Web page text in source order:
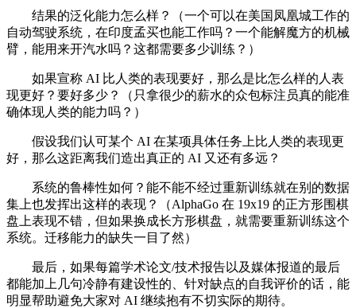
结果的泛化能力怎么样？（一个可以在美国凤凰城工作的
自动驾驶系统，在印度孟买也能工作吗？一个能解魔方的机械
臂，能用来开汽水吗？这都需要多少训练？）
如果宣称 AI 比人类的表现要好，那么是比怎么样的人表
现更好？要好多少？（只拿很少的薪水的众包标注员真的能准
确体现人类的能力吗？）
假设我们认可某个 AI 在某项具体任务上比人类的表现更
好，那么这距离我们造出真正的 AI 又还有多远？
系统的鲁棒性如何？能不能不经过重新训练就在别的数据
集上也发挥出这样的表现？（AlphaGo 在 19x19 的正方形围棋
盘上表现不错，但如果换成长方形棋盘，就需要重新训练这个
系统。迁移能力的缺失一目了然）
最后，如果每篇学术论文/技术报告以及媒体报道的最后
都能加上几句冷静有建设性的、针对缺点的自我评价的话，能
明显帮助避免大家对 AI 继续抱有不切实际的期待。